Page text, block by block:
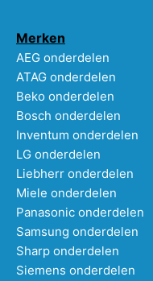
Merken
AEG onderdelen
ATAG onderdelen
Beko onderdelen
Bosch onderdelen
Inventum onderdelen
LG onderdelen
Liebherr onderdelen
Miele onderdelen
Panasonic onderdelen
Samsung onderdelen
Sharp onderdelen
Siemens onderdelen